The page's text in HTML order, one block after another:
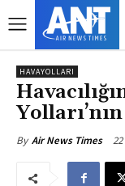
HAVAYOLLARI
Yolları’nın
By Air News Times 22